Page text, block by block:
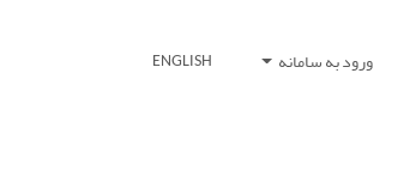
ورود به سامانه ENGLISH